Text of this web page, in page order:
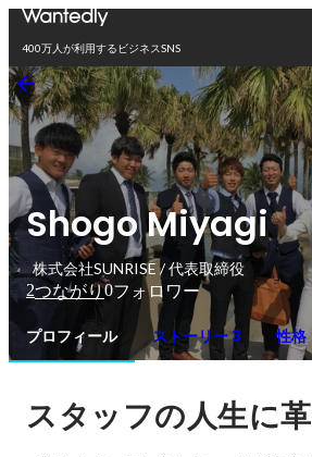
400万人が利用するビジネスSNS
Shogo Miyagi
株式会社SUNRISE / 代表取締役
2つながり0フォロワー
プロフィール ストーリー 3 性格
スタッフの人生に